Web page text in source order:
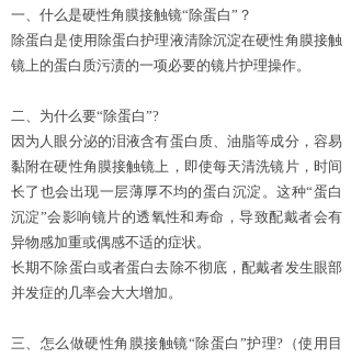
一、 什么是硬性角膜接触镜“除蛋白”？
除蛋白是使用除蛋白护理液清除沉淀在硬性角膜接触
镜上的蛋白质污渍的一项必要的镜片护理操作。
二、 为什么要“除蛋白”?
因为人眼分泌的泪液含有蛋白质、油脂等成分，容易
黏附在硬性角膜接触镜上，即使每天清洗镜片，时间
长了也会出现一层薄厚不均的蛋白沉淀。这种“蛋白
沉淀”会影响镜片的透氧性和寿命，导致配戴者会有
异物感加重或偶感不适的症状。
长期不除蛋白或者蛋白去除不彻底，配戴者发生眼部
并发症的几率会大大增加。
三、怎么做硬性角膜接触镜“除蛋白”护理?（使用目